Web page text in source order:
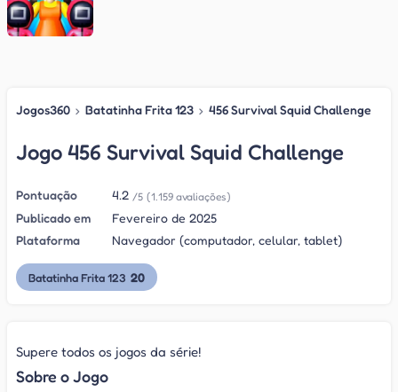
Jogos360 › Batatinha Frita 123 › 456 Survival Squid Challenge
Jogo 456 Survival Squid Challenge
Pontuação 4.2 /5 (1.159 avaliações)
Publicado em
Fevereiro de 2025
Plataforma
Navegador (computador, celular, tablet)
Batatinha Frita 123 20
Supere todos os jogos da série!
Sobre o Jogo